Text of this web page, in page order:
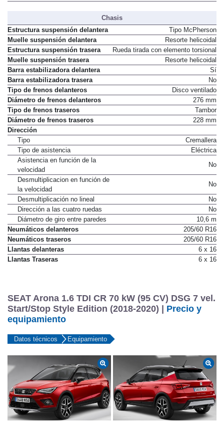
Chasis
Estructura suspensión delantera
Tipo McPherson
Muelle suspensión delantera
Resorte helicoidal
Estructura suspensión trasera
Rueda tirada con elemento torsional
Muelle suspensión trasera
Resorte helicoidal
Barra estabilizadora delantera
Sí
Barra estabilizadora trasera
No
Tipo de frenos delanteros
Disco ventilado
Diámetro de frenos delanteros
276 mm
Tipo de frenos traseros
Tambor
Diámetro de frenos traseros
228 mm
Dirección
Tipo
Cremallera
Tipo de asistencia
Eléctrica
Asistencia en función de la
velocidad
No
Desmultiplicacion en función de
la velocidad
No
Desmultiplicación no lineal
No
Dirección a las cuatro ruedas
No
Diámetro de giro entre paredes
10,6 m
Neumáticos delanteros
205/60 R16
Neumáticos traseros
205/60 R16
Llantas delanteras
6 x 16
Llantas Traseras
6 x 16
SEAT Arona 1.6 TDI CR 70 kW (95 CV) DSG 7 vel.
Start/Stop Style Edition (2018-2020) | Precio y
equipamiento
Datos técnicos Equipamiento